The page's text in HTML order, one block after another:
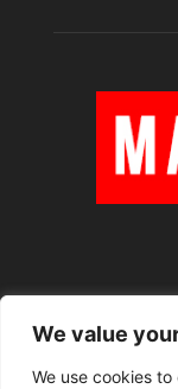
We value
We use cookies